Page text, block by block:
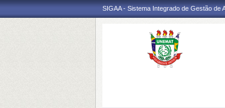
SIGAA - Sistema Integrado de Gestão de